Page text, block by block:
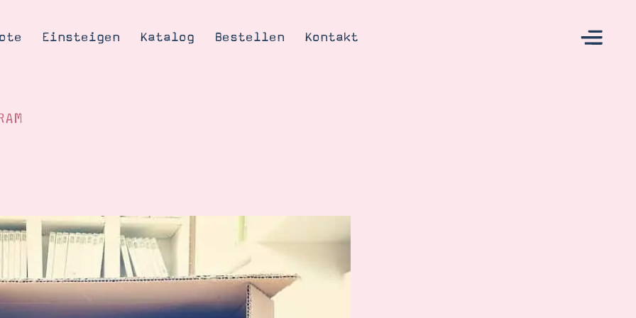
Einsteigen Katalog Bestellen Kontakt
erklärt
Up!